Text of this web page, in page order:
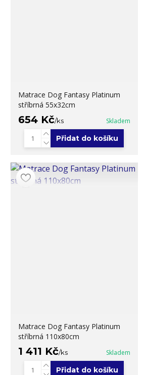
Matrace Dog Fantasy Platinum
stříbrná 55x32cm
654 Kč/ks Skladem
Přidat do košíku
Matrace Dog Fantasy Platinum
stříbrná 110x80cm
1 411 Kč/ks Skladem
Přidat do košíku